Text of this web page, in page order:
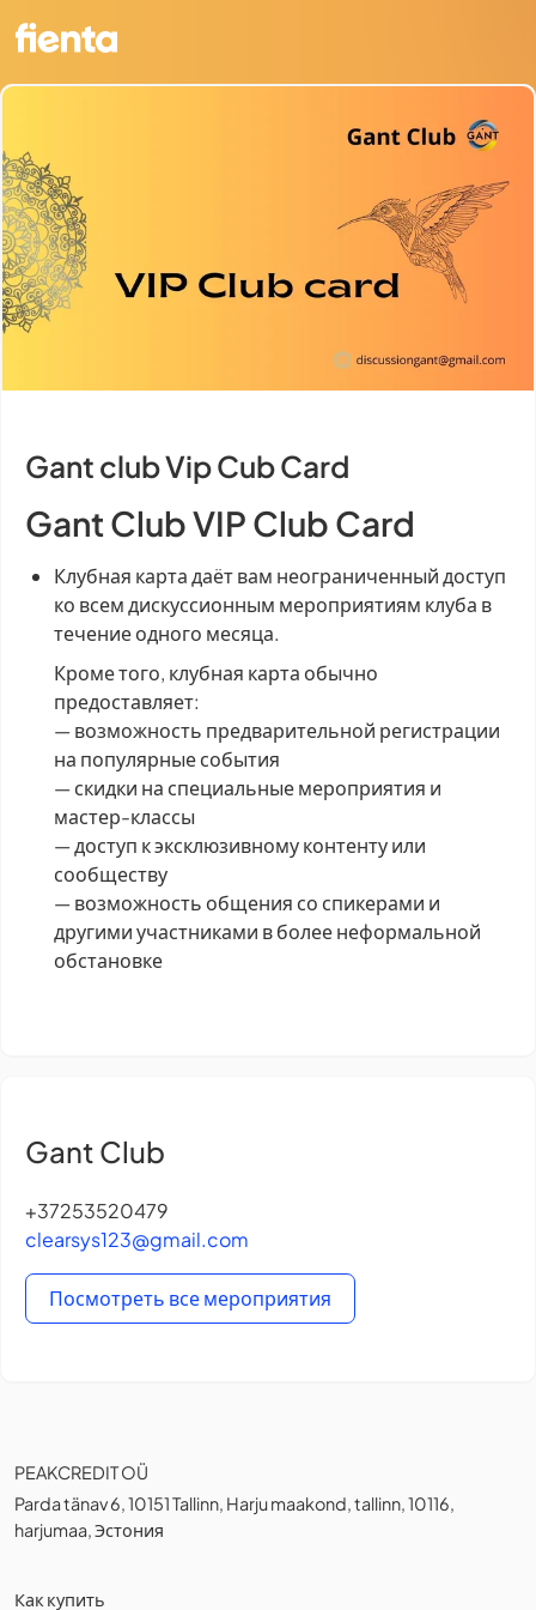
Gant club Vip Cub Card
Gant Club VIP Club Card
Клубная карта даёт вам неограниченный доступ
ко всем дискуссионным мероприятиям клуба в
течение одного месяца.
Кроме того, клубная карта обычно
предоставляет:
— возможность предварительной регистрации
на популярные события
— скидки на специальные мероприятия и
мастер-классы
— доступ к эксклюзивному контенту или
сообществу
— возможность общения со спикерами и
другими участниками в более неформальной
обстановке
Gant Club
+37253520479
clearsys123@gmail.com
Посмотреть все мероприятия
PEAKCREDIT OÜ
Parda tänav 6, 10151 Tallinn, Harju maakond, tallinn, 10116,
harjumaa, Эстония
Как купить